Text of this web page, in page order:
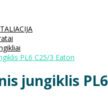
PL6 C25/3 Eaton
jungiklis